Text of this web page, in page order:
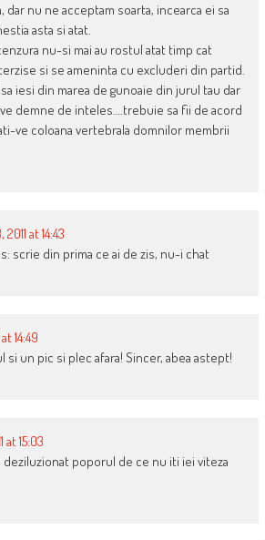
dar nu ne acceptam soarta, incearca ei sa
asta si atat.
nu-si mai au rostul atat timp cat
si se ameninta cu excluderi din partid.
iesi din marea de gunoaie din jurul tau dar
demne de inteles….trebuie sa fii de acord
ve coloana vertebrala domnilor membrii
at 14:43
scrie din prima ce ai de zis, nu-i chat
14:49
si un pic si plec afara! Sincer, abea astept!
at 15:03
deziluzionat poporul de ce nu iti iei viteza